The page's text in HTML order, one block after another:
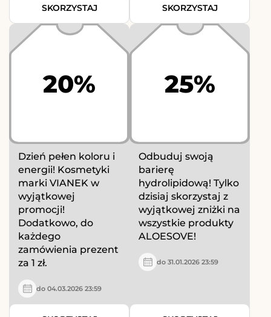
SKORZYSTAJ SKORZYSTAJ
20%
Dzień pełen koloru i
energii! Kosmetyki
marki VIANEK w
wyjątkowej
promocji!
Dodatkowo, do
każdego
zamówienia prezent
za 1 zł.
do 04.03.2026 23:59
25%
Odbuduj swoją
barierę
hydrolipidową! Tylko
dzisiaj skorzystaj z
wyjątkowej zniżki na
wszystkie produkty
ALOESOVE!
do 31.01.2026 23:59